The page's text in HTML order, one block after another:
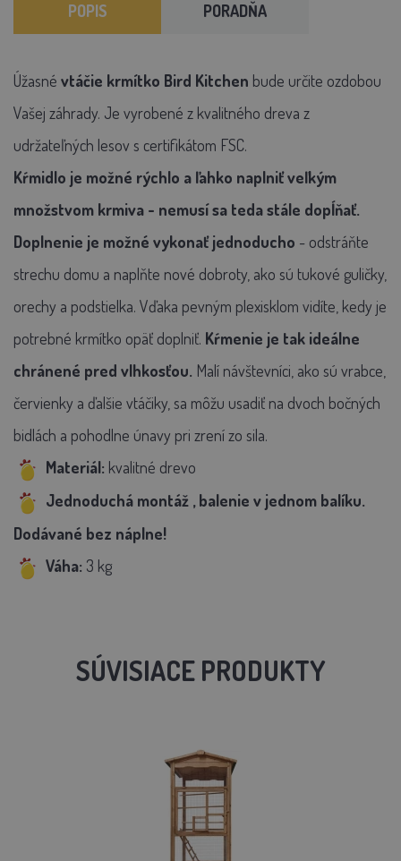
POPIS PORADŇA
Úžasné vtáčie krmítko Bird Kitchen bude určite ozdobou
Vašej záhrady. Je vyrobené z kvalitného dreva z
udržateľných lesov s certifikátom FSC.
Kŕmidlo je možné rýchlo a ľahko naplniť veľkým
množstvom krmiva - nemusí sa teda stále dopĺňať.
Doplnenie je možné vykonať jednoducho - odstráňte
strechu domu a naplňte nové dobroty, ako sú tukové guličky,
orechy a podstielka. Vďaka pevným plexisklom vidíte, kedy je
potrebné krmítko opäť doplniť. Kŕmenie je tak ideálne
chránené pred vlhkosťou. Malí návštevníci, ako sú vrabce,
červienky a ďalšie vtáčiky, sa môžu usadiť na dvoch bočných
bidlách a pohodlne únavy pri zrení zo sila.
Materiál: kvalitné drevo
Jednoduchá montáž , balenie v jednom balíku.
Dodávané bez náplne!
Váha: 3 kg
SÚVISIACE PRODUKTY